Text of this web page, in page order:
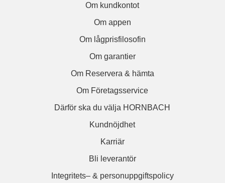
Om kundkontot
Om appen
Om lågprisfilosofin
Om garantier
Om Reservera & hämta
Om Företagsservice
Därför ska du välja HORNBACH
Kundnöjdhet
Karriär
Bli leverantör
Integritets– & personuppgiftspolicy